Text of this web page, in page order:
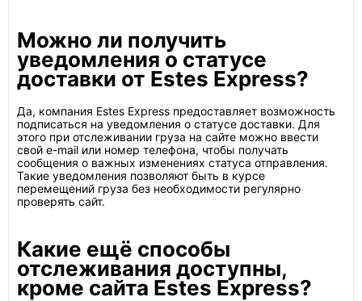
Можно ли получить
уведомления о статусе
доставки от Estes Express?
Да, компания Estes Express предоставляет возможность
подписаться на уведомления о статусе доставки. Для
этого при отслеживании груза на сайте можно ввести
свой e-mail или номер телефона, чтобы получать
сообщения о важных изменениях статуса отправления.
Такие уведомления позволяют быть в курсе
перемещений груза без необходимости регулярно
проверять сайт.
Какие ещё способы
отслеживания доступны,
кроме сайта Estes Express?